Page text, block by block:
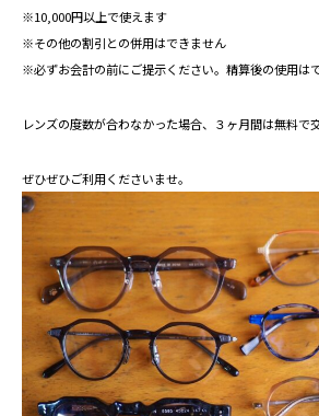
※10,000円以上で使えます
※その他の割引との併用はできません
※必ずお会計の前にご提示ください。精算後の使用は
レンズの度数が合わなかった場合、３ヶ月間は無料で
ぜひぜひご利用くださいませ。